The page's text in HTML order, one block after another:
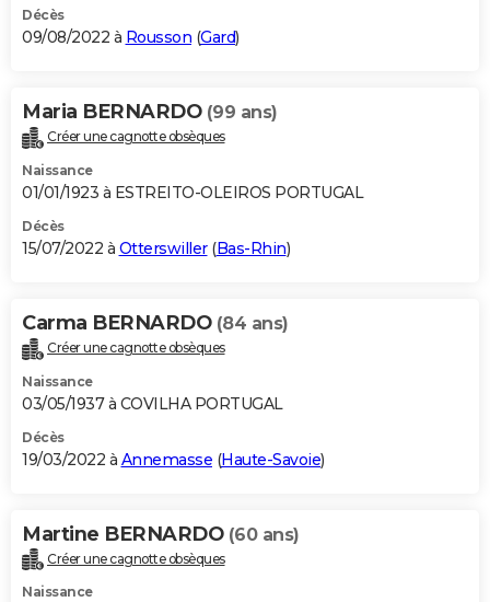
Décès
09/08/2022 à Rousson (Gard)
Maria BERNARDO (99 ans)
Créer une cagnotte obsèques
Naissance
01/01/1923 à ESTREITO-OLEIROS PORTUGAL
Décès
15/07/2022 à Otterswiller(Bas-Rhin)
Carma BERNARDO (84 ans)
Créer une cagnotte obsèques
Naissance
03/05/1937 à COVILHA PORTUGAL
Décès
19/03/2022 à Annemasse (Haute-Savoie)
Martine BERNARDO (60 ans)
Créer une cagnotte obsèques
Naissance